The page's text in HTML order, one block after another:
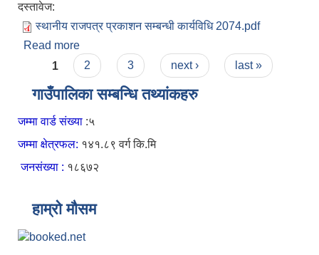
दस्तावेज:
स्थानीय राजपत्र प्रकाशन सम्बन्धी कार्यविधि 2074.pdf
Read more
Pages
1 2 3 next › last »
गाउँपालिका सम्बन्धि तथ्यांकहरु
जम्मा वार्ड संख्या :५
जम्मा क्षेत्रफल: १४१.८९ वर्ग कि.मि
जनसंख्या : १८६७२
हाम्रो मौसम